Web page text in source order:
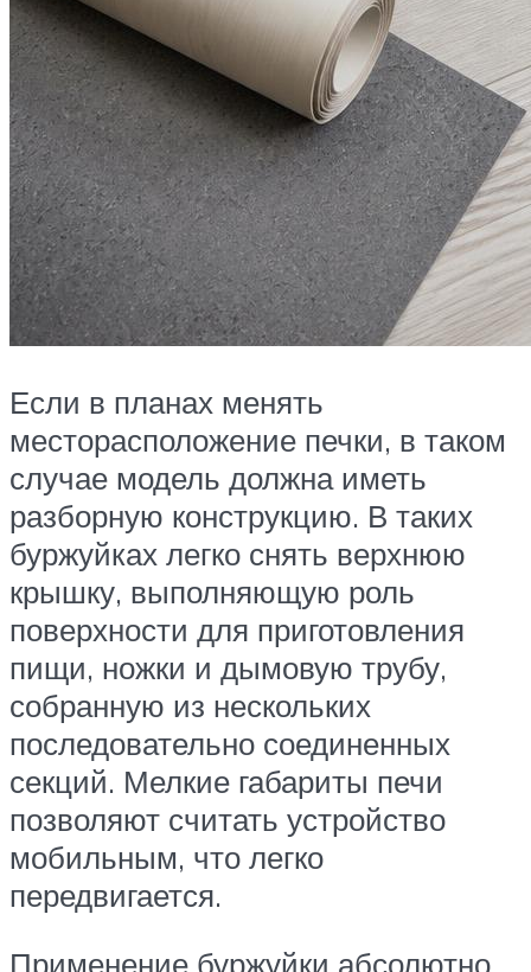
Если в планах менять
месторасположение печки, в таком
случае модель должна иметь
разборную конструкцию. В таких
буржуйках легко снять верхнюю
крышку, выполняющую роль
поверхности для приготовления
пищи, ножки и дымовую трубу,
собранную из нескольких
последовательно соединенных
секций. Мелкие габариты печи
позволяют считать устройство
мобильным, что легко
передвигается.
Применение буржуйки абсолютно